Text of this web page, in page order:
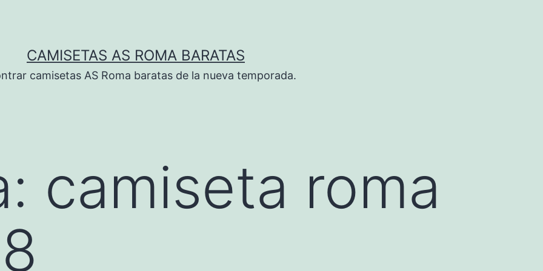
CAMISETAS AS ROMA BARATAS
camisetas AS Roma baratas de la nueva temporada.
camiseta roma